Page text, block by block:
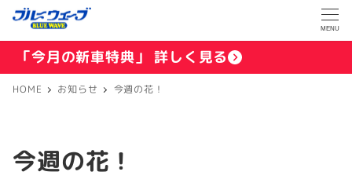
MENU
「今月の新車特典」 詳しく見る
HOME お知らせ 今週の花！
今週の花！